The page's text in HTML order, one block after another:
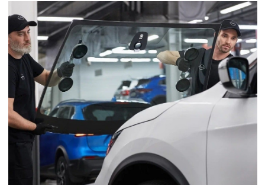
Записаться
Соблюдение графика технического
обслуживания, замена тех. жидкостей, замена
фильтров, ремонт ходовой части, регулировка
сход-развала.
Техническое обслуживание